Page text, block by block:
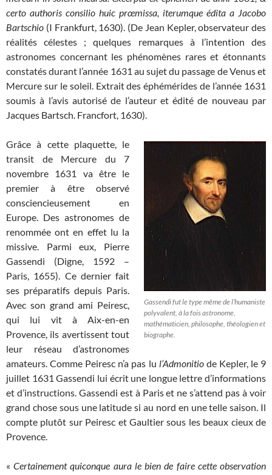
certo authoris consilio huic prœmissa, iterumque édita a Jacobo
Bartschio (I Frankfurt, 1630). (De Jean Kepler, observateur des
réalités célestes ; quelques remarques à l’intention des
astronomes concernant les phénomènes rares et étonnants
constatés durant l’année 1631 au sujet du passage de Venus et
Mercure sur le soleil. Extrait des éphémérides de l’année 1631
soumis à l’avis autorisé de l’auteur et édité de nouveau par
Jacques Bartsch. Francfort, 1630).
Gassendi fut le type même de l’humaniste
polyvalent, à la fois astronome,
mathématicien, philosophe, théologien et
biographe.
Grâce à cette plaquette, le
transit de Mercure du 7
novembre 1631 va être le
premier à être observé
consciencieusement en
Europe. Des astronomes de
renommée ont en effet lu la
missive. Parmi eux, Pierre
Gassendi (Digne, 1592 –
Paris, 1655). Ce dernier fait
ses préparatifs depuis Paris.
Avec son grand ami Peiresc,
qui lui vit à Aix-en-en
Provence, ils avertissent tout
leur réseau d’astronomes
amateurs. Comme Peiresc n’a pas lu l’Admonitio de Kepler, le 9
juillet 1631 Gassendi lui écrit une longue lettre d’informations
et d’instructions. Gassendi est à Paris et ne s’attend pas à voir
grand chose sous une latitude si au nord en une telle saison. Il
compte plutôt sur Peiresc et Gaultier sous les beaux cieux de
Provence.
«Certainement quiconque aura le bien de faire cette observation